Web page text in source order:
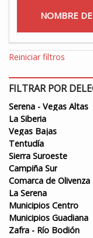
NOMBRE
Reiniciar filtros
FILTRAR POR